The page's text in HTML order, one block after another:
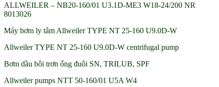
ALLWEILER – NB20-160/01 U3.1D-ME3 W18-24/200 NR
8013026
Máy bơm ly tâm Allweiler TYPE NT 25-160 U9.0D-W
Allweiler TYPE NT 25-160 U9.0D-W centrifugal pump
Bơm dầu bôi trơn ống đuôi SN, TRILUB, SPF
Allweiler pumps NTT 50-160/01 U5A W4